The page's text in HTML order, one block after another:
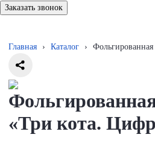
Заказать звонок
Главная › Каталог ›
«Три кота.